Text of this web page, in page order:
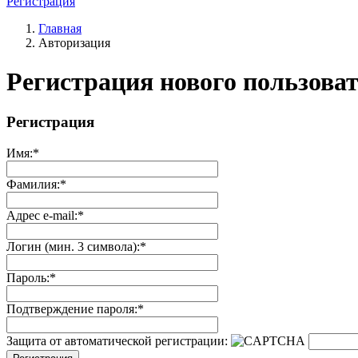
Главная
Авторизация
Регистрация нового
Регистрация
Имя:*
Фамилия:*
Адрес e-mail:*
Логин (мин. 3 символа):*
Пароль:*
Подтверждение пароля:*
Защита от автоматической регистрации: